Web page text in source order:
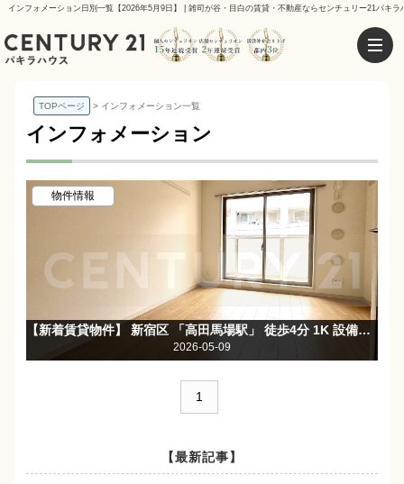
インフォメーション日別一覧【2026年5月9日】 | 雑司が谷・目白の賃貸・不動産ならセンチュリー21パキラ
TOPページ インフォメーション一覧
インフォメーション
物件情報
【新着賃貸物件】 新宿区 「高田馬場駅」 徒歩4分 1K 設備充実ハイグレードマンション☆フリーレント2ヶ月・ネット無料☆ペット可☆
2026-05-09
1
【最新記事】